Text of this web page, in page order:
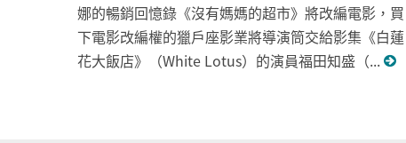
娜的暢銷回憶錄《沒有媽媽的超市》將改編電影，買
下電影改編權的獵戶座影業將導演筒交給影集《白蓮
花大飯店》（White Lotus）的演員福田知盛（...